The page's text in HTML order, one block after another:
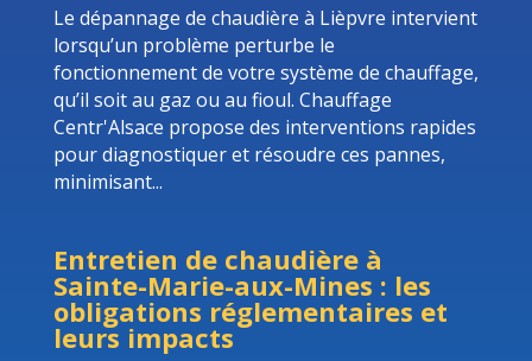
Le dépannage de chaudière à Lièpvre intervient
lorsqu’un problème perturbe le
fonctionnement de votre système de chauffage,
qu’il soit au gaz ou au fioul. Chauffage
Centr'Alsace propose des interventions rapides
pour diagnostiquer et résoudre ces pannes,
minimisant...
Entretien de chaudière à
Sainte-Marie-aux-Mines : les
obligations réglementaires et
leurs impacts